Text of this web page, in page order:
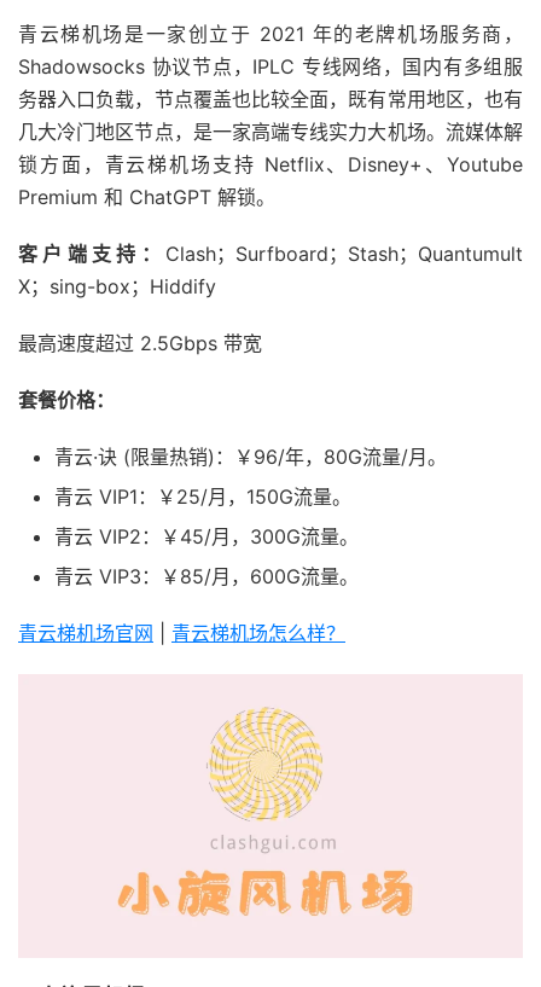
青云梯机场是一家创立于 2021 年的老牌机场服务商，
Shadowsocks 协议节点，IPLC 专线网络，国内有多组服
务器入口负载，节点覆盖也比较全面，既有常用地区，也有
几大冷门地区节点，是一家高端专线实力大机场。流媒体解
锁方面，青云梯机场支持 Netflix、Disney+、Youtube
Premium 和 ChatGPT 解锁。
客户端支持： Clash；Surfboard；Stash；Quantumult
X；sing-box；Hiddify
最高速度超过 2.5Gbps 带宽
套餐价格：
青云·诀 (限量热销)：￥96/年，80G流量/月。
青云 VIP1：￥25/月，150G流量。
青云 VIP2：￥45/月，300G流量。
青云 VIP3：￥85/月，600G流量。
青云梯机场官网 青云梯机场怎么样？